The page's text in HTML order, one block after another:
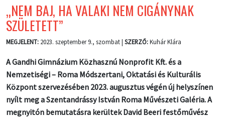
„NEM BAJ, HA VALAKI NEM CIGÁNYNAK
SZÜLETETT”
MEGJELENT: 2023. szeptember 9., szombat | SZERZŐ:Kuhár Klára
A Gandhi Gimnázium Közhasznú Nonprofit Kft. és a
Nemzetiségi – Roma Módszertani, Oktatási és Kulturális
Központ szervezésében 2023. augusztus végén új helyszínen
nyílt meg a Szentandrássy István Roma Művészeti Galéria. A
megnyitón bemutatásra kerültek David Beeri festőművész